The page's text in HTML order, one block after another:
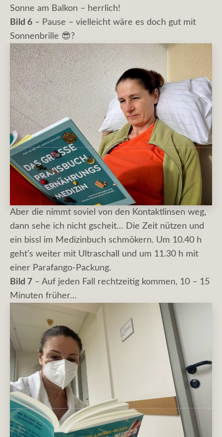
Sonne am Balkon – herrlich!
Bild 6 – Pause – vielleicht wäre es doch gut mit
Sonnenbrille 😎?
Aber die nimmt soviel von den Kontaktlinsen weg,
dann sehe ich nicht gscheit… Die Zeit nützen und
ein bissl im Medizinbuch schmökern. Um 10.40 h
geht’s weiter mit Ultraschall und um 11.30 h mit
einer Parafango-Packung.
Bild 7 – Auf jeden Fall rechtzeitig kommen, 10 – 15
Minuten früher…